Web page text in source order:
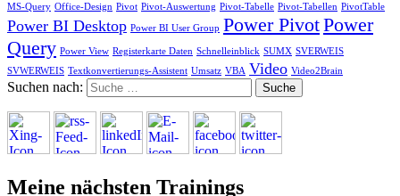
MS-Query Office-Design Pivot Pivot-Auswertung Pivot-Tabelle Pivot-Tabellen PivotTable
Power BI Desktop Power BI User Group Power PivotPower
Query Power View Registerkarte Daten Schnelleinblick SUMX SVERWEIS
SVWERWEIS Textkonvertierungs-Assistent Umsatz VBA Video Video2Brain
Suchen nach:
Meine nächsten Trainings